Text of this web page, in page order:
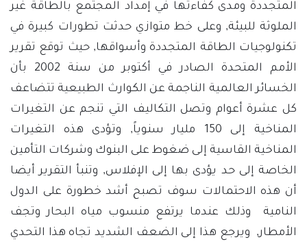
المتجددة ومدى كفاءتها في إمداد المجتمع بالطاقة غير
الملوثة للبيئة, وعلى خط متوازي حدثت تطورات كبيرة في
تكنولوجيات الطاقة المتجددة وأسواقها, حيث توقع تقرير
الأمم المتحدة الصادر في أكتوبر من سنة 2002 بأن
الخسائر العالمية الناجمة عن الكوارث الطبيعية تتضاعف
كل عشرة أعوام وتصل التكاليف التي تنجم عن التغيرات
المناخية إلى 150 مليار سنوياً, وتؤدى هذه التغيرات
المناخية القاسية إلى ضغوط على البنوك وشركات التأمين
الخاصة إلى حد يؤدى بها إلى الإفلاس, وتنبأ التقرير أيضا
أن هذه الاحتمالات سوف تصبح أشد خطورة على الدول
النامية وذلك عندما يرتفع منسوب مياه البحار وتجف
الأمطار, ويرجع هذا إلى الضعف الشديد تجاه هذا التحدي